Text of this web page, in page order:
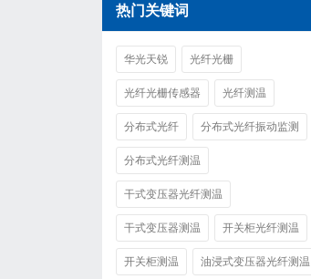
热门关键词
华光天锐 光纤光栅
光纤光栅传感器 光纤测温
分布式光纤 分布式光纤振动监测
分布式光纤测温
干式变压器光纤测温
干式变压器测温 开关柜光纤测温
开关柜测温 油浸式变压器光纤测温